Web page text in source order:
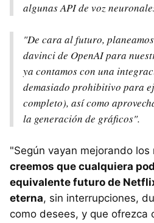
algunas API de voz
"De cara al futuro,
davinci de OpenAI para
ya contamos con una
demasiado prohibitivo para
completo), así como
la generación de gráficos".
"Según vayan mejorando
creemos que cualquiera
equivalente futuro de
eterna, sin interrupciones,
como desees, y que ofrezca